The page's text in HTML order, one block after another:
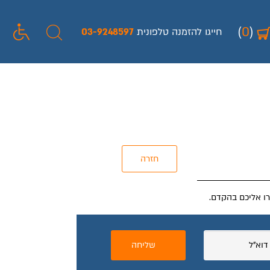
חייגו להזמנה טלפונית 03-9248597 (0)
אליכם בהקדם.